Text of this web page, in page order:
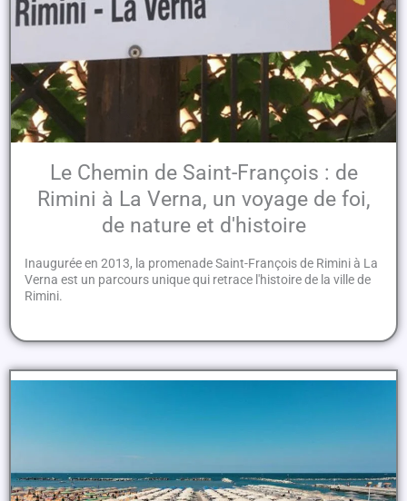
Le Chemin de Saint-François : de
Rimini à La Verna, un voyage de foi,
de nature et d'histoire
Inaugurée en 2013, la promenade Saint-François de Rimini à La
Verna est un parcours unique qui retrace l'histoire de la ville de
Rimini.